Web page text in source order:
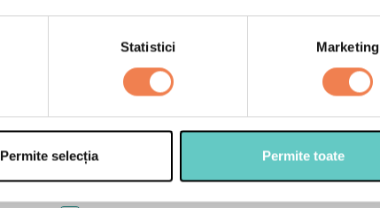
Statistici Marketing
Permite selecția Permite toate
300 ml ulei de floarea soarelui
1 ou (la temperatura camerei)
1 lamaie
80 ml ulei de masline
frunze verzi: salata verde, valeriana